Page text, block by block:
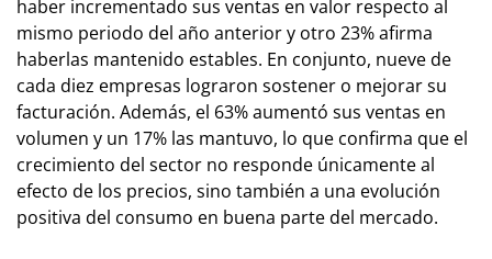
haber incrementado sus ventas en valor respecto al
mismo periodo del año anterior y otro 23% afirma
haberlas mantenido estables. En conjunto, nueve de
cada diez empresas lograron sostener o mejorar su
facturación. Además, el 63% aumentó sus ventas en
volumen y un 17% las mantuvo, lo que confirma que el
crecimiento del sector no responde únicamente al
efecto de los precios, sino también a una evolución
positiva del consumo en buena parte del mercado.